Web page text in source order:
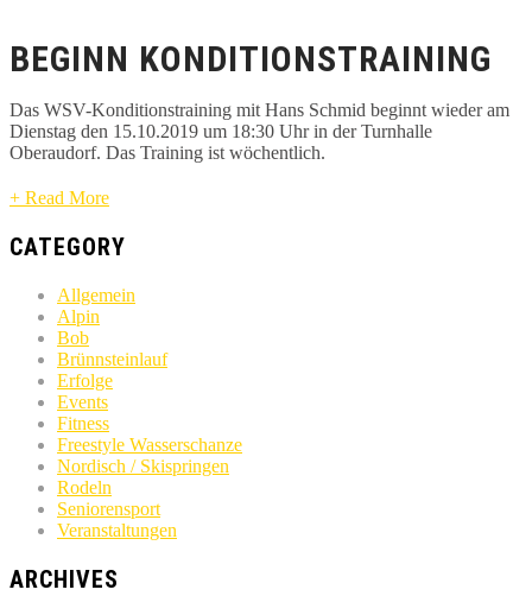
BEGINN KONDITIONSTRAINING
Das WSV-Konditionstraining mit Hans Schmid beginnt wieder am
Dienstag den 15.10.2019 um 18:30 Uhr in der Turnhalle
Oberaudorf. Das Training ist wöchentlich.
+ Read More
CATEGORY
Allgemein
Alpin
Bob
Brünnsteinlauf
Erfolge
Events
Fitness
Freestyle Wasserschanze
Nordisch / Skispringen
Rodeln
Seniorensport
Veranstaltungen
ARCHIVES